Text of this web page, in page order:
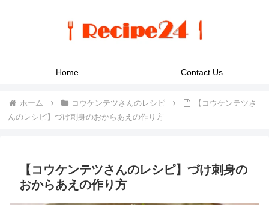
Home Contact Us
ホーム コウケンテツさんのレシピ
【コウケンテツさ
んのレシピ】づけ刺身のおからあえの作り方
【コウケンテツさんのレシピ】づけ刺身の
おからあえの作り方